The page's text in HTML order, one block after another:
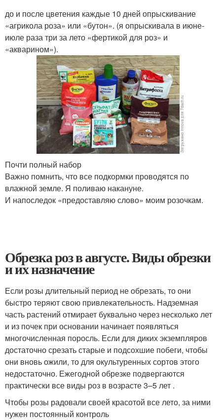
до и после цветения каждые 10 дней опрыскивание
«агрикола роза» или «бутон». (я опрыскивала в июне-
июле раза три за лето «фертикой для роз» и
«акварином»).
Почти полный набор
Важно помнить, что все подкормки проводятся по
влажной земле. Я поливаю накануне.
И напоследок «предоставляю слово» моим розочкам.
Обрезка роз в августе. Виды обрезки
и их назначение
Если розы длительный период не обрезать, то они
быстро теряют свою привлекательность. Надземная
часть растений отмирает буквально через несколько лет
и из почек при основании начинает появляться
многочисленная поросль. Если для диких экземпляров
достаточно срезать старые и подсохшие побеги, чтобы
они вновь ожили, то для окультуренных сортов этого
недостаточно. Ежегодной обрезке подвергаются
практически все виды роз в возрасте 3–5 лет .
Чтобы розы радовали своей красотой все лето, за ними
нужен постоянный контроль